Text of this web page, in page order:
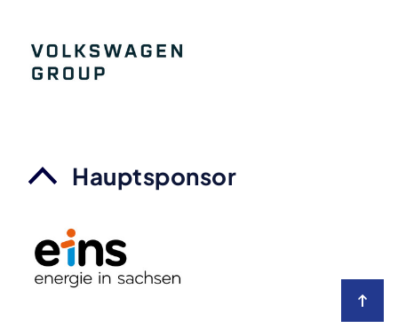
Hauptsponsor